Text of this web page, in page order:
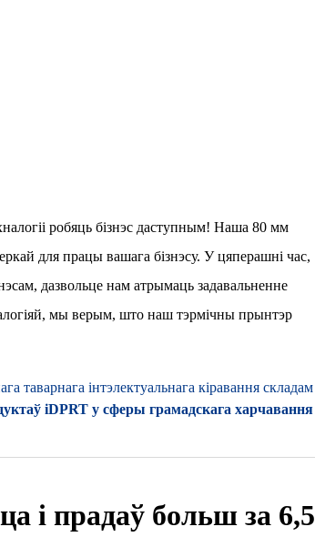
робяць бізнэс даступным! Наша 80 мм
для працы вашага бізнэсу. У цяперашні час,
дазвольце нам атрымаць задавальненне
мы верым, што наш тэрмічны прынтэр
таварнага інтэлектуальнага кіравання складам
iDPRT у сферы грамадскага харчавання
і прадаў больш за 6,5